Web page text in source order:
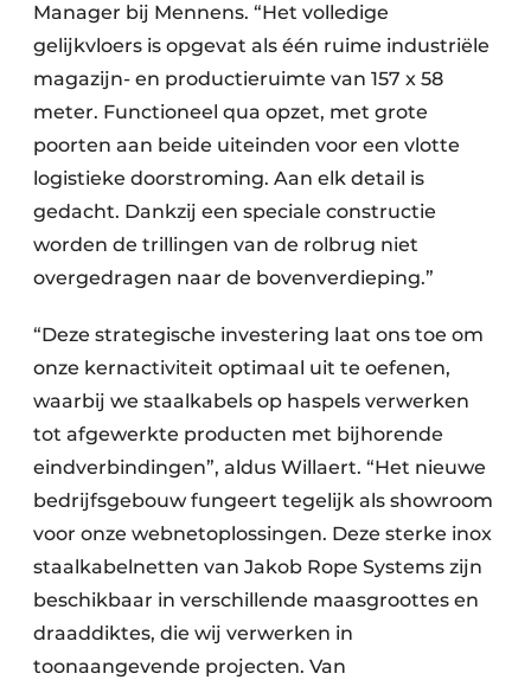
Manager bij Mennens. “Het volledige
gelijkvloers is opgevat als één ruime industriële
magazijn- en productieruimte van 157 x 58
meter. Functioneel qua opzet, met grote
poorten aan beide uiteinden voor een vlotte
logistieke doorstroming. Aan elk detail is
gedacht. Dankzij een speciale constructie
worden de trillingen van de rolbrug niet
overgedragen naar de bovenverdieping.”
“Deze strategische investering laat ons toe om
onze kernactiviteit optimaal uit te oefenen,
waarbij we staalkabels op haspels verwerken
tot afgewerkte producten met bijhorende
eindverbindingen”, aldus Willaert. “Het nieuwe
bedrijfsgebouw fungeert tegelijk als showroom
voor onze webnetoplossingen. Deze sterke inox
staalkabelnetten van Jakob Rope Systems zijn
beschikbaar in verschillende maasgroottes en
draaddiktes, die wij verwerken in
toonaangevende projecten. Van